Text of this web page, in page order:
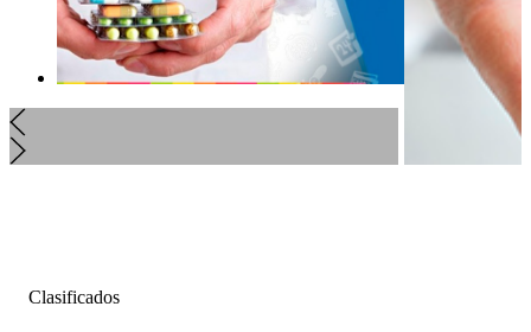
Clasificados